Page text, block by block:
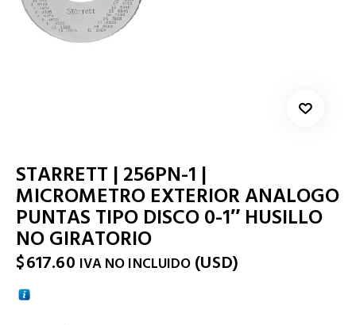
STARRETT | 256PN-1 |
MICROMETRO EXTERIOR ANALOGO
PUNTAS TIPO DISCO 0-1″ HUSILLO
NO GIRATORIO
$617.60 IVA NO INCLUIDO (USD)